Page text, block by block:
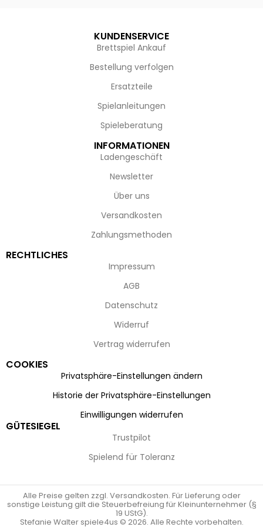
KUNDENSERVICE
Brettspiel Ankauf
Bestellung verfolgen
Ersatzteile
Spielanleitungen
Spieleberatung
INFORMATIONEN
Ladengeschäft
Newsletter
Über uns
Versandkosten
Zahlungsmethoden
RECHTLICHES
Impressum
AGB
Datenschutz
Widerruf
Vertrag widerrufen
COOKIES
Privatsphäre-Einstellungen ändern
Historie der Privatsphäre-Einstellungen
Einwilligungen widerrufen
GÜTESIEGEL
Trustpilot
Spielend für Toleranz
Alle Preise gelten zzgl. Versandkosten. Für Lieferung oder
sonstige Leistung gilt die Steuerbefreiung für Kleinunternehmer (§
19 UStG).
Stefanie Walter spiele4us © 2026. Alle Rechte vorbehalten.